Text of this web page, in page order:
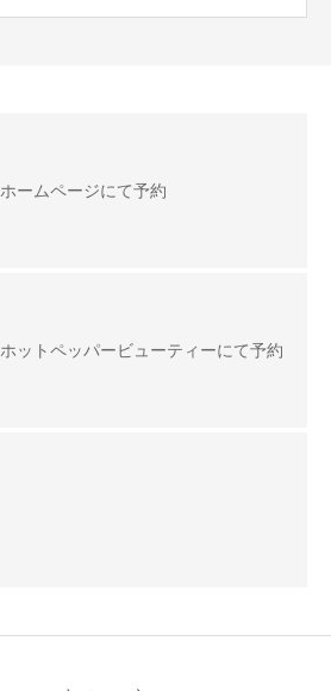
ホームページにて予約
ホットペッパービューティーにて予約